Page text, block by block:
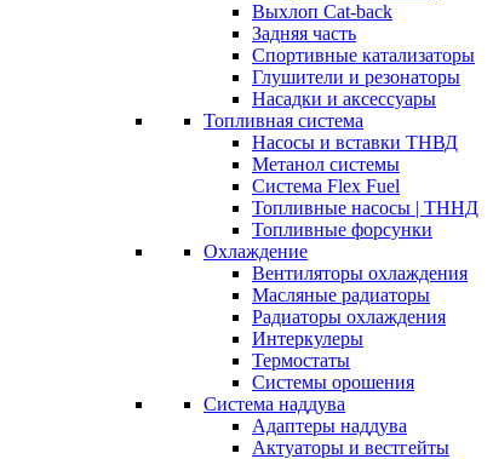
Выхлоп Cat-back
Задняя часть
Спортивные катализаторы
Глушители и резонаторы
Насадки и аксессуары
Топливная система
Насосы и вставки ТНВД
Метанол системы
Система Flex Fuel
Топливные насосы | ТННД
Топливные форсунки
Охлаждение
Вентиляторы охлаждения
Масляные радиаторы
Радиаторы охлаждения
Интеркулеры
Термостаты
Системы орошения
Система наддува
Адаптеры наддува
Актуаторы и вестгейты